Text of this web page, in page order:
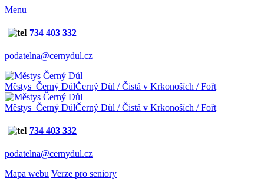
Menu
734 403 332
podatelna@cernydul.cz
Městys Černý DůlČerný Důl / Čistá v Krkonoších / Fořt
Městys Černý DůlČerný Důl / Čistá v Krkonoších / Fořt
734 403 332
podatelna@cernydul.cz
Mapa webu Verze pro seniory